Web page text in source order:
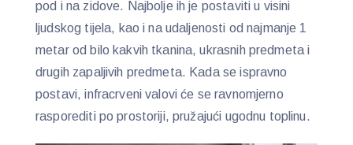
pod i na zidove. Najbolje ih je postaviti u visini
ljudskog tijela, kao i na udaljenosti od najmanje 1
metar od bilo kakvih tkanina, ukrasnih predmeta i
drugih zapaljivih predmeta. Kada se ispravno
postavi, infracrveni valovi će se ravnomjerno
rasporediti po prostoriji, pružajući ugodnu toplinu.